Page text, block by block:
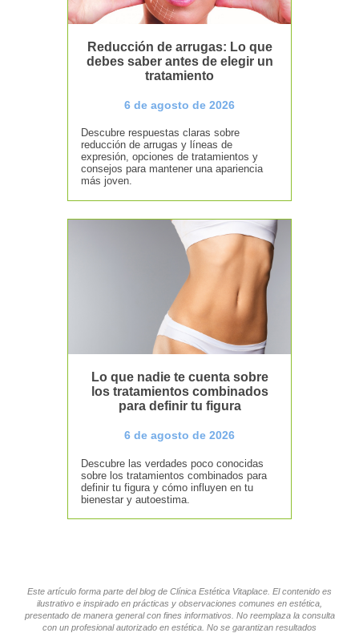
Reducción de arrugas: Lo que
debes saber antes de elegir un
tratamiento
6 de agosto de 2026
Descubre respuestas claras sobre
reducción de arrugas y líneas de
expresión, opciones de tratamientos y
consejos para mantener una apariencia
más joven.
Lo que nadie te cuenta sobre
los tratamientos combinados
para definir tu figura
6 de agosto de 2026
Descubre las verdades poco conocidas
sobre los tratamientos combinados para
definir tu figura y cómo influyen en tu
bienestar y autoestima.
Este artículo forma parte del blog de Clínica Estética Vitaplace. El contenido es
ilustrativo e inspirado en prácticas y observaciones comunes en estética,
presentado de manera general con fines informativos. No reemplaza la consulta
con un profesional autorizado en estética. No se garantizan resultados